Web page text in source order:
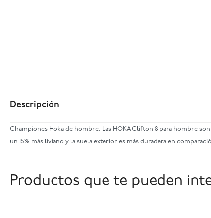
Descripción
Championes Hoka de hombre. Las HOKA Clifton 8 para hombre
un 15% más liviano y la suela exterior es más duradera en
Productos que te pueden